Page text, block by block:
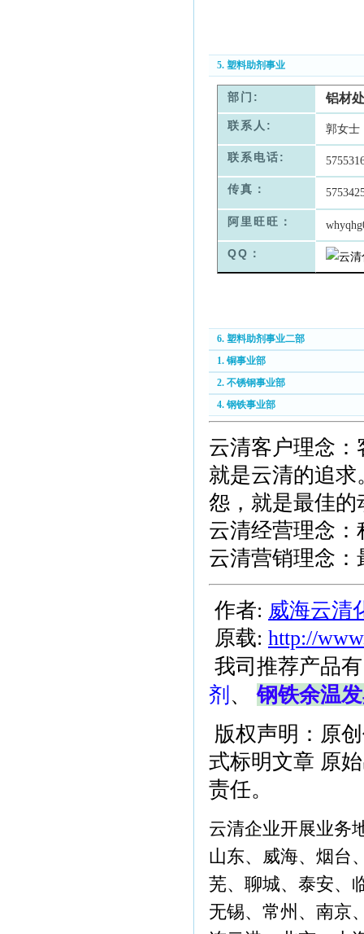
5. 塑料助剂事业
部门: 铝材
联系人: 郭女士
联系电话:
传真：
阿里旺旺：
QQ：
6. 塑料助剂事业二部
1. 铜事业部
2. 不锈钢事业部
4. 钢铁事业部
云清客户理念
就是云清的追
怨，就是最佳的
云清经营理念
云清营销理念
作者: 威海云清
原载: http://
我司推荐产品
剂 、钢铁余温
版权声明：原
式标明文章 原
责任。
云清企业开展业务
山东、威海、烟台
芜、聊城、泰安、
无锡、常州、南京